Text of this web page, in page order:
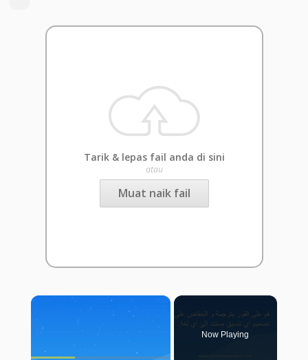
Tarik & lepas fail anda di sini
atau
Muat naik fail
×
Now Playing